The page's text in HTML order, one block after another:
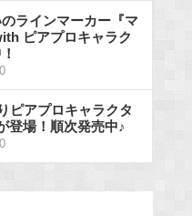
ラインマーカー『マ
ピアプロキャラク
ピアプロキャラクタ
登場！順次発売中♪